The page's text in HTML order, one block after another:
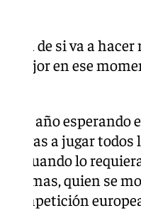
de si va a
mejor en ese
un año
vayas a jugar
cuando lo
Palmas, quien se
competición